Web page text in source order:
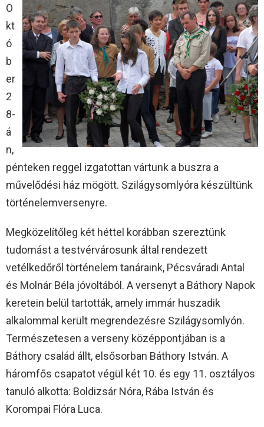
O
kt
ó
b
er
2
8-
á
n,
pénteken reggel izgatottan vártunk a buszra a
művelődési ház mögött. Szilágysomlyóra készültünk
történelemversenyre.
Megközelítőleg két héttel korábban szereztünk
tudomást a testvérvárosunk által rendezett
vetélkedőről történelem tanáraink, Pécsváradi Antal
és Molnár Béla jóvoltából. A versenyt a Báthory Napok
keretein belül tartották, amely immár huszadik
alkalommal került megrendezésre Szilágysomlyón.
Természetesen a verseny középpontjában is a
Báthory család állt, elsősorban Báthory István. A
háromfős csapatot végül két 10. és egy 11. osztályos
tanuló alkotta: Boldizsár Nóra, Rába István és
Korompai Flóra Luca.